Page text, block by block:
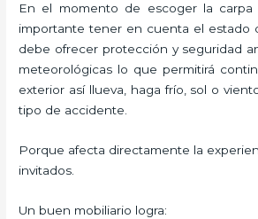
En el momento de escoger la
importante tener en cuenta el estado
debe ofrecer protección y seguridad
meteorológicas lo que permitirá
exterior así llueva, haga frío, sol o
tipo de accidente.
Porque afecta directamente la
invitados.
Un buen mobiliario logra: